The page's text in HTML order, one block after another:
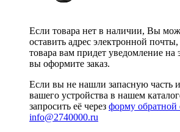
Если товара нет в наличии, Вы
оставить адрес электронной
товара вам придет уведомление
вы оформите заказ.
Если вы не нашли запасную часть
вашего устройства в нашем
запросить её через форму обратной
info@2740000.ru